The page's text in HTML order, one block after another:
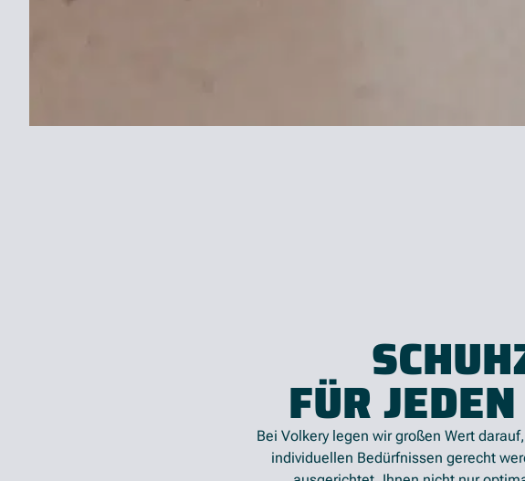
FÜR
Bei Volkery legen wir großen Wert
individuellen Bedürfnissen gerecht